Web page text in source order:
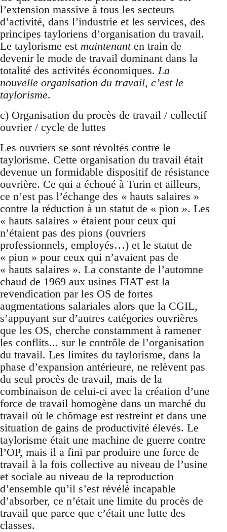
l’extension massive à tous les secteurs
d’activité, dans l’industrie et les services, des
principes tayloriens d’organisation du travail.
Le taylorisme est maintenanten train de
devenir le mode de travail dominant dans la
totalité des activités économiques.La
nouvelle organisation du travail, c’est le
taylorisme.
c) Organisation du procès de travail / collectif
ouvrier / cycle de luttes
Les ouvriers se sont révoltés contre le
taylorisme. Cette organisation du travail était
devenue un formidable dispositif de résistance
ouvrière. Ce qui a échoué à Turin et ailleurs,
ce n’est pas l’échange des « hauts salaires »
contre la réduction à un statut de « pion ». Les
« hauts salaires » étaient pour ceux qui
n’étaient pas des pions (ouvriers
professionnels, employés…) et le statut de
« pion » pour ceux qui n’avaient pas de
« hauts salaires ». La constante de l’automne
chaud de 1969 aux usines FIAT est la
revendication par les OS de fortes
augmentations salariales alors que la CGIL,
s’appuyant sur d’autres catégories ouvrières
que les OS, cherche constamment à ramener
les conflits... sur le contrôle de l’organisation
du travail. Les limites du taylorisme, dans la
phase d’expansion antérieure, ne relèvent pas
du seul procès de travail, mais de la
combinaison de celui-ci avec la création d’une
force de travail homogène dans un marché du
travail où le chômage est restreint et dans une
situation de gains de productivité élevés. Le
taylorisme était une machine de guerre contre
l’OP, mais il a fini par produire une force de
travail à la fois collective au niveau de l’usine
et sociale au niveau de la reproduction
d’ensemble qu’il s’est révélé incapable
d’absorber, ce n’était une limite du procès de
travail que parce que c’était une lutte des
classes.